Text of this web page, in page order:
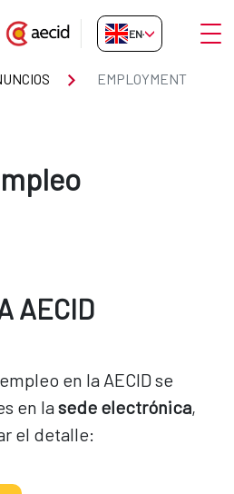
EN-GB
EMPLOYMENT
AECID
en la AECID se
en lasede electrónica,
el detalle: